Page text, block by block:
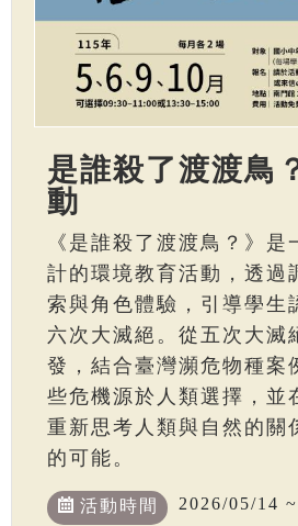
是誰殺了渡渡鳥
動
《是誰殺了渡渡鳥？》
計的環境教育活動，透過
索與角色體驗，引導學生
六次大滅絕。從五次大滅
發，結合臺灣瀕危物種案
些危機源於人類選擇，並
重新思考人類與自然的關
的可能。
活動時間 2026/05/14